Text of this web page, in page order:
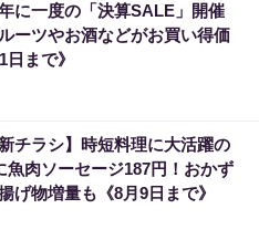
に一度の「決算SALE」開催
ーツやお酒などがお買い得価
まで》
チラシ】時短料理に大活躍の
魚肉ソーセージ187円！おかず
げ物増量も《8月9日まで》